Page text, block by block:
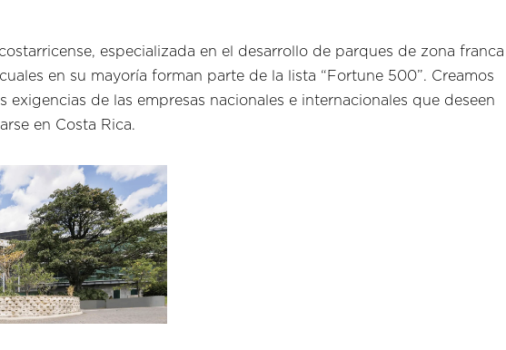
especializada en el desarrollo de parques de zona franca
en su mayoría forman parte de la lista “Fortune 500”. Creamos
de las empresas nacionales e internacionales que deseen
en Costa Rica.